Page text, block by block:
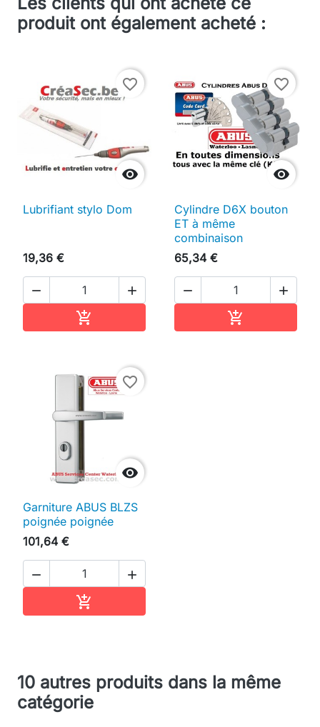
produit ont également acheté :

favorite_border
Lubrifiant stylo Dom
19,36 €
 


favorite_border
Cylindre D6X bouton
ET à même
combinaison
65,34 €
 


favorite_border
Garniture ABUS BLZS
poignée poignée
101,64 €
 

10 autres produits dans la même
catégorie